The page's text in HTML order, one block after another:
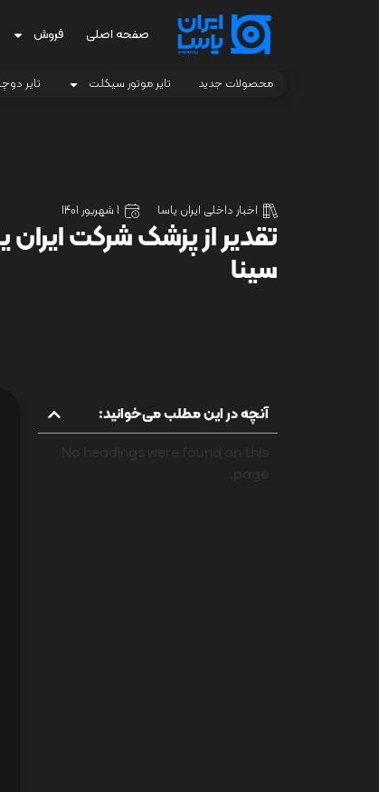
صفحه اصلی فروش
محصولات جدید تایر موتور سیکلت تایر
اخبار داخلی ایران یاسا 1 شهریور 1401
تقدیر از پزشک شرکت ایران
سینا
آنچه در این مطلب می‌خوانید: